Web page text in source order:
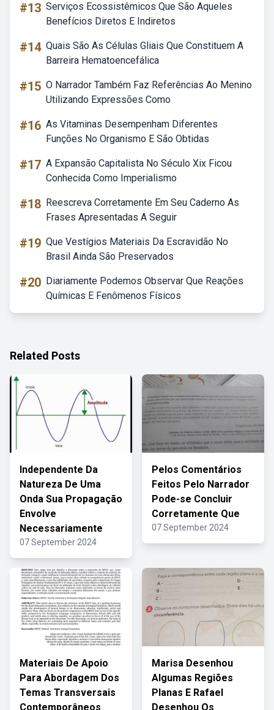
#13 Serviços Ecossistêmicos Que São Aqueles
Benefícios Diretos E Indiretos
#14 Quais São As Células Gliais Que Constituem A
Barreira Hematoencefálica
#15 O Narrador Também Faz Referências Ao Menino
Utilizando Expressões Como
#16 As Vitaminas Desempenham Diferentes
Funções No Organismo E São Obtidas
#17 A Expansão Capitalista No Século Xix Ficou
Conhecida Como Imperialismo
#18 Reescreva Corretamente Em Seu Caderno As
Frases Apresentadas A Seguir
#19 Que Vestígios Materiais Da Escravidão No
Brasil Ainda São Preservados
#20 Diariamente Podemos Observar Que Reações
Químicas E Fenômenos Físicos
Related Posts
Independente Da
Natureza De Uma
Onda Sua Propagação
Envolve
Necessariamente
07 September 2024
Pelos Comentários
Feitos Pelo Narrador
Pode-se Concluir
Corretamente Que
07 September 2024
Materiais De Apoio
Para Abordagem Dos
Temas Transversais
Contemporâneos
Marisa Desenhou
Algumas Regiões
Planas E Rafael
Desenhou Os